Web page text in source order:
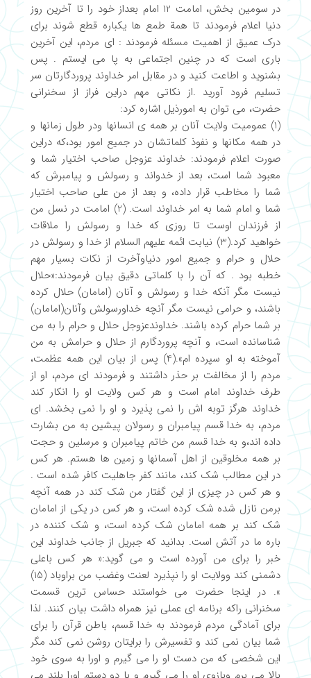
در سومین بخش، امامت 12 امام بعداز خود را تا آخرین روز
دنیا اعلام فرمودند تا همة طمع ها یکباره قطع شوند برای
درک عمیق از اهمیت مسئله فرمودند : ای مردم، این آخرین
باری است که در چنین اجتماعی به پا می ایستم . پس
بشنوید و اطاعت کنید و در مقابل امر خداوند پروردگارتان سر
تسلیم فرود آورید .از نکاتی مهم دراین فراز از سخنرانی
حضرت، می توان به امورذیل اشاره کرد:
(1) عمومیت ولایت آنان بر همه ی انسانها ودر طول زمانها و
در همه مکانها و نفوذ کلماتشان در جمیع امور بود،که دراین
صورت اعلام فرمودند: خداوند عزوجل صاحب اختیار شما و
معبود شما است، بعد از خدواند و رسولش و پیامبرش که
شما را مخاطب قرار داده، و بعد از من علی صاحب اختیار
شما و امام شما به امر خداوند است. (2) امامت در نسل من
از فرزندان اوست تا روزی که خدا و رسولش را ملاقات
خواهید کرد.(3) نیابت ائمه علیهم السلام از خدا و رسولش در
حلال و حرام و جمیع امور دنیاوآخرت از نکات بسیار مهم
خطبه بود . که آن را با کلماتی دقیق بیان فرمودند:«حلال
نیست مگر آنکه خدا و رسولش و آنان (امامان) حلال کرده
باشند، و حرامی نیست مگر آنچه خداورسولش وآنان(امامان)
بر شما حرام کرده باشند. خداوندعزوجل حلال و حرام را به من
شناسانده است، و آنچه پروردگارم از حلال و حرامش به من
آموخته به او سپرده ام».(4) پس از بیان این همه عظمت،
مردم را از مخالفت بر حذر داشتند و فرمودند ای مردم، او از
طرف خداوند امام است و هر کس ولایت او را انکار کند
خداوند هرگز توبه اش را نمی پذیرد و او را نمی بخشد. ای
مردم، به خدا قسم پیامبران و رسولان پیشین به من بشارت
داده اند،و به خدا قسم من خاتم پیامبران و مرسلین و حجت
بر همه مخلوقین از اهل آسمانها و زمین ها هستم. هر کس
در این مطالب شک کند، مانند کفر جاهلیت کافر شده است .
و هر کس در چیزی از این گفتار من شک کند در همه آنچه
برمن نازل شده شک کرده است، و هر کس در یکی از امامان
شک کند بر همه امامان شک کرده است، و شک کننده در
باره ما در آتش است. بدانید که جبریل از جانب خداوند این
خبر را برای من آورده است و می گوید:« هر کس باعلی
دشمنی کند وولایت او را نپذیرد لعنت وغضب من براوباد (15)
». در اینجا حضرت می خواستند حساس ترین قسمت
سخنرانی راکه برنامه ای عملی نیز همراه داشت بیان کنند. لذا
برای آمادگی مردم فرمودند به خدا قسم، باطن قرآن را برای
شما بیان نمی کند و تفسیرش را برایتان روشن نمی کند مگر
این شخصی که من دست او را می گیرم و اورا به سوی خود